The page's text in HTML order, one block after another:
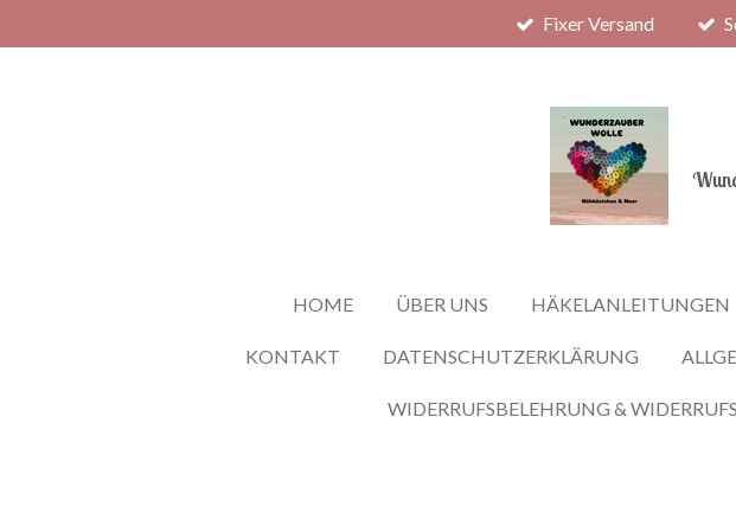
Hauptinhalt
Fixer Versand
HOME ÜBER UNS HÄKELANLEITUNGEN
KONTAKT DATENSCHUTZERKLÄRUNG
WIDERRUFSBELEHRUNG &